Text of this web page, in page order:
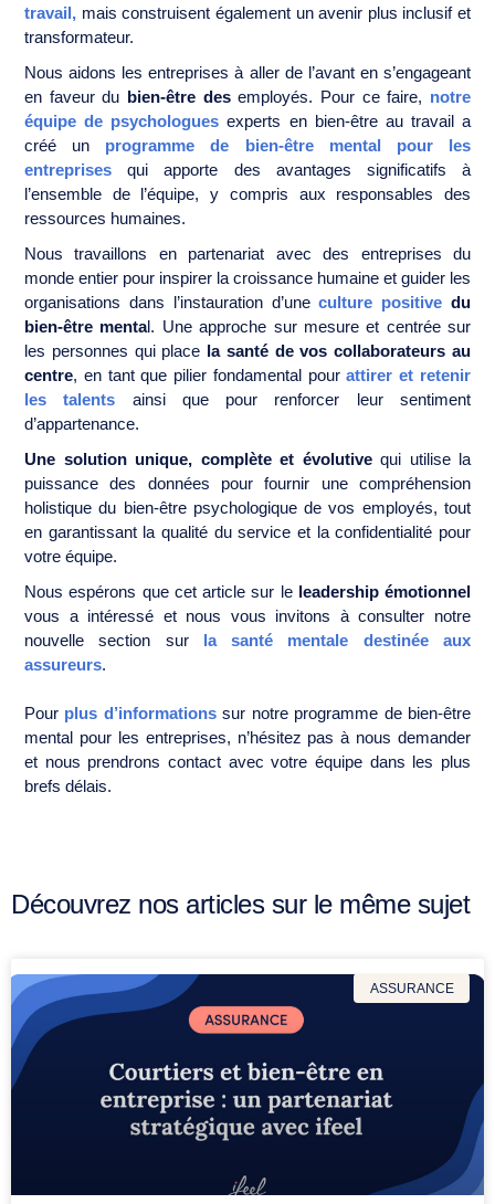
travail, mais construisent également un avenir plus inclusif et
transformateur.
Nous aidons les entreprises à aller de l’avant en s’engageant
en faveur du bien-être desemployés. Pour ce faire, notre
équipe de psychologues experts en bien-être au travail a
créé un programme de bien-être mental pour les
entreprises qui apporte des avantages significatifs à
l’ensemble de l’équipe, y compris aux responsables des
ressources humaines.
Nous travaillons en partenariat avec des entreprises du
monde entier pour inspirer la croissance humaine et guider les
organisations dans l’instauration d’une culture positive du
bien-être mental. Une approche sur mesure et centrée sur
les personnes qui place la santé de vos collaborateurs au
centre, en tant que pilier fondamental pour attirer et retenir
les talents ainsi que pour renforcer leur sentiment
d’appartenance.
Une solution unique, complète et évolutivequi utilise la
puissance des données pour fournir une compréhension
holistique du bien-être psychologique de vos employés, tout
en garantissant la qualité du service et la confidentialité pour
votre équipe.
Nous espérons que cet article sur le leadership émotionnel
vous a intéressé et nous vous invitons à consulter notre
nouvelle section surla santé mentale destinée aux
assureurs.
Pour plus d’informationssur notre programme de bien-être
mental pour les entreprises, n’hésitez pas à nous demander
et nous prendrons contact avec votre équipe dans les plus
brefs délais.
Découvrez nos articles sur le même sujet
ASSURANCE